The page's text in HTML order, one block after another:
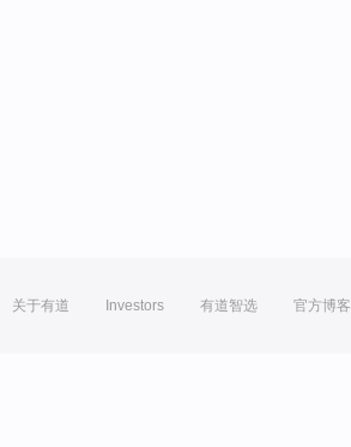
关于有道 Investors 有道智选 官方博客